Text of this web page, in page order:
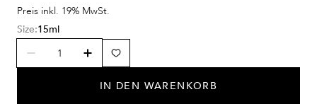
Preis inkl. 19% MwSt.
Size:15ml
IN DEN WARENKORB